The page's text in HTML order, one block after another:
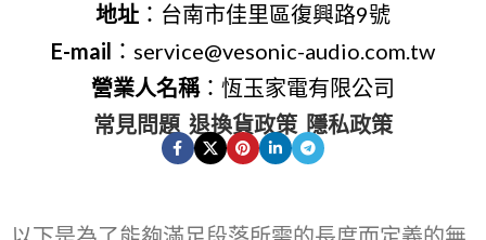
地址：台南市佳里區復興路9號
E-mail ：service@vesonic-audio.com.tw
營業人名稱：恆玉家電有限公司
常見問題 退換貨政策 隱私政策